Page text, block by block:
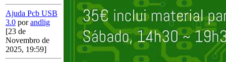
Ajuda Pcb USB
3.0 porandlig
[23 de
Novembro de
2025, 19:59]